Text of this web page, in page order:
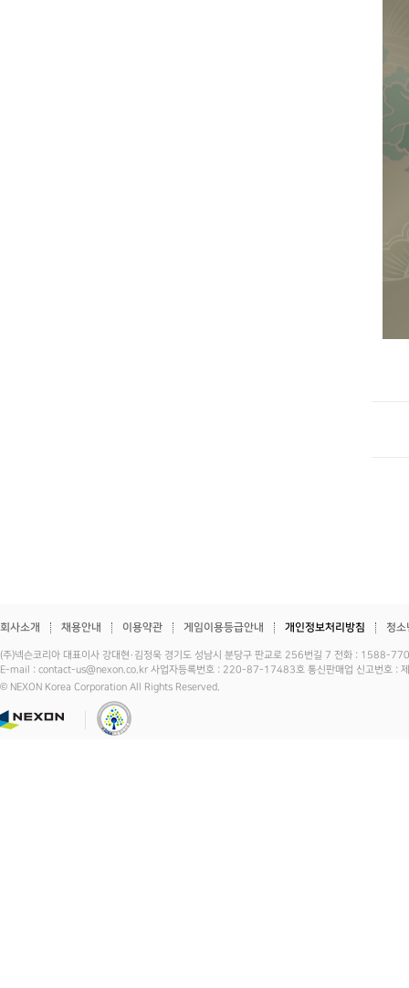
회사소개 채용안내 이용약관 게임이용등급안내 개인정보처리방침 청소
(주)넥슨코리아 대표이사 강대현·김정욱 경기도 성남시 분당구 판교로 256번길 7 전화 :
E-mail : contact-us@nexon.co.kr 사업자등록번호 : 220-87-17483호 통신판매업 신고번호 :
© NEXON Korea Corporation All Rights Reserved.